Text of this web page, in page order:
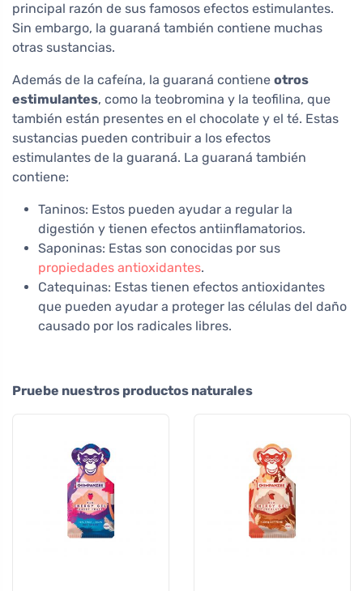
principal razón de sus famosos efectos estimulantes.
Sin embargo, la guaraná también contiene muchas
otras sustancias.
Además de la cafeína, la guaraná contiene otros
estimulantes, como la teobromina y la teofilina, que
también están presentes en el chocolate y el té. Estas
sustancias pueden contribuir a los efectos
estimulantes de la guaraná. La guaraná también
contiene:
Taninos: Estos pueden ayudar a regular la
digestión y tienen efectos antiinflamatorios.
Saponinas: Estas son conocidas por sus
propiedades antioxidantes.
Catequinas: Estas tienen efectos antioxidantes
que pueden ayudar a proteger las células del daño
causado por los radicales libres.
Pruebe nuestros productos naturales